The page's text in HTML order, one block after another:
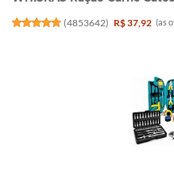
(4853642) R$ 37,92 (as